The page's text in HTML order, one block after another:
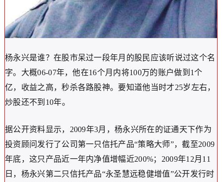
杨永兴是谁？在股市呆过一段年月的股民应该听说过这个名
字。大概06-07年，他在16个月内将100万的账户做到1个
亿，收益之高，秒杀各路股神。要知道他当时才25岁左右，
炒股还不到10年。
据公开资料显示，2009年3月，杨永兴所在的证通天下作为
投资顾问发行了公司第一只信托产品“策略大师”，截至2009
年底，这只产品近一年内净值增幅近200%；2009年12月11
日，杨永兴第二只信托产品“永圣慧远稳健增值”公开发行时